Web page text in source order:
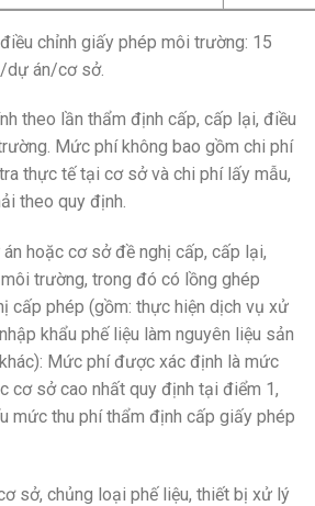
chỉnh giấy phép môi trường: 15
án/cơ sở.
theo lần thẩm định cấp, cấp lại, điều
Mức phí không bao gồm chi phí
thực tế tại cơ sở và chi phí lấy mẫu,
theo quy định.
hoặc cơ sở đề nghị cấp, cấp lại,
trường, trong đó có lồng ghép
cấp phép (gồm: thực hiện dịch vụ xử
khẩu phế liệu làm nguyên liệu sản
Mức phí được xác định là mức
cơ sở cao nhất quy định tại điểm 1,
mức thu phí thẩm định cấp giấy phép
sở, chủng loại phế liệu, thiết bị xử lý